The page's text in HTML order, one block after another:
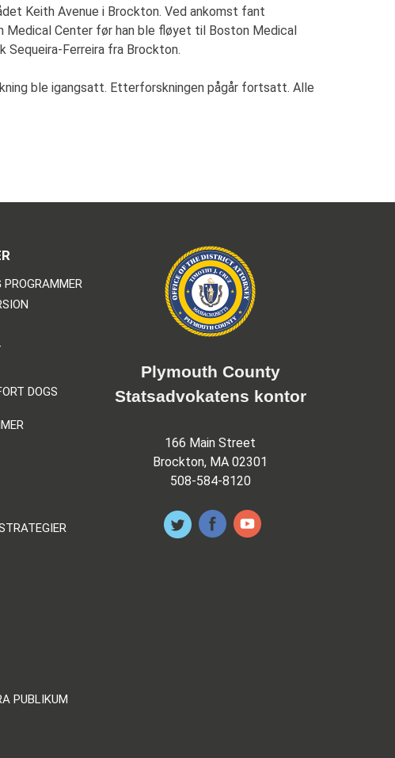
Keith Avenue i Brockton. Ved ankomst fant
Medical Center før han ble fløyet til Boston Medical
Sequeira-Ferreira fra Brockton.
ble igangsatt. Etterforskningen pågår fortsatt. Alle
DOGS
PUBLIKUM
Plymouth County
Statsadvokatens kontor
166 Main Street
Brockton, MA 02301
508-584-8120